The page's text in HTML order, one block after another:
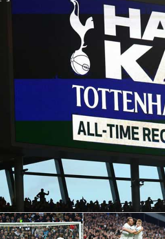
دوري أبطال أوروبا
القسم الثاني
رياضات أخرى